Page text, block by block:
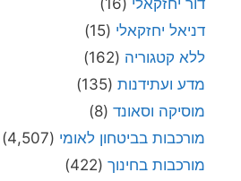
דניאל יחזקאלי (15)
ללא קטגוריה (162)
מדע ועתידנות (135)
מוסיקה וסאונד (8)
מורכבות בביטחון לאומי (4,507)
מורכבות בחינוך (422)